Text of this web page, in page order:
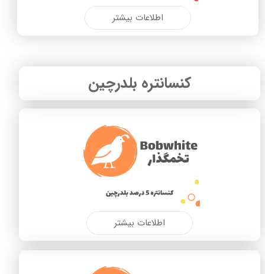
اطلاعات بیشتر
اطلاعات بیشتر
کنسانتره بلدرچین